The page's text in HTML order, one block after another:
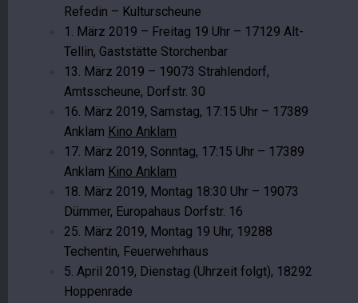
Refedin – Kulturscheune
1. März 2019 – Freitag 19 Uhr – 17129 Alt-
Tellin, Gaststätte Storchenbar
13. März 2019 – 19073 Strahlendorf,
Amtsscheune, Dorfstr. 30
16. März 2019, Samstag, 17:15 Uhr – 17389
Anklam Kino Anklam
17. März 2019, Sonntag, 17:15 Uhr – 17389
Anklam Kino Anklam
18. März 2019, Montag 18:30 Uhr – 19073
Dümmer, Europahaus Dorfstr. 16
25. März 2019, Montag 19 Uhr, 19288
Techentin, Feuerwehrhaus
5. April 2019, Dienstag (Uhrzeit folgt), 18292
Hoppenrade